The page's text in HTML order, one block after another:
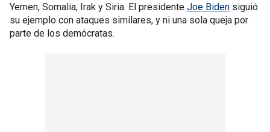
Yemen, Somalia, Irak y Siria. El presidente Joe Biden siguió
su ejemplo con ataques similares, y ni una sola queja por
parte de los demócratas.